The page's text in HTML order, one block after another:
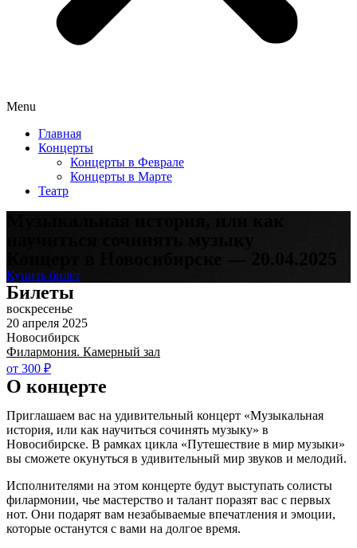
Menu
Главная
Концерты
Концерты в Феврале
Концерты в Марте
Театр
Купить билет
Билеты
воскресенье
20 апреля 2025
Новосибирск
Филармония. Камерный зал
от 300 ₽
О концерте
Приглашаем вас на удивительный концерт «Музыкальная
история, или как научиться сочинять музыку» в
Новосибирске. В рамках цикла «Путешествие в мир музыки»
вы сможете окунуться в удивительный мир звуков и мелодий.
Исполнителями на этом концерте будут выступать солисты
филармонии, чье мастерство и талант поразят вас с первых
нот. Они подарят вам незабываемые впечатления и эмоции,
которые останутся с вами на долгое время.